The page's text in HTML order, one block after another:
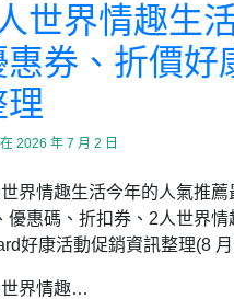
世界情趣生
惠券、折價好
理
2026 年 7 月 2 日
界情趣生活今年的人氣推
優惠碼、折扣券、2人世界情
好康活動促銷資訊整理(8
界情趣…